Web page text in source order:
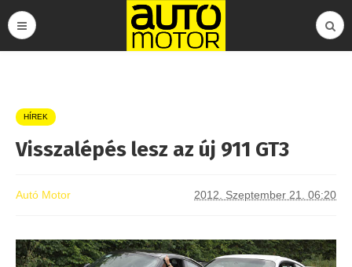
HÍREK
Visszalépés lesz az új 911 GT3
Autó Motor 2012. Szeptember 21. 06:20